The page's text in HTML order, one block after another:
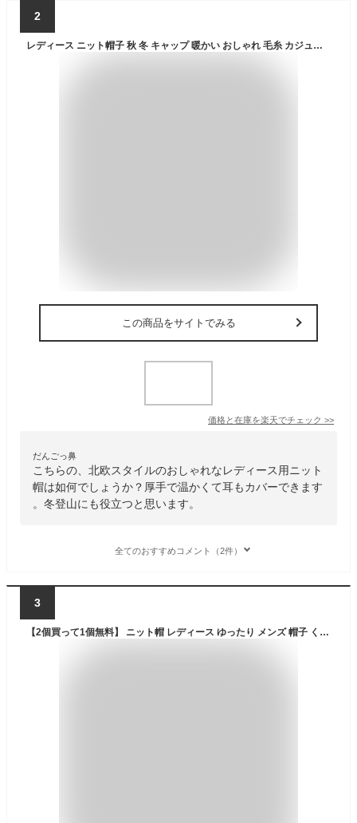
2
レディース ニット帽子 秋 冬 キャップ 暖かい おしゃれ 毛糸 カジュアル レディース 防寒 保温 スキー スノボ 登山 プレゼント 冬物 小顔効果 おしゃれ 小物 北欧ァッション
この商品をサイトでみる
価格と在庫を楽天でチェック >>
だんごっ鼻
こちらの、北欧スタイルのおしゃれなレディース用ニット
帽は如何でしょうか？厚手で温かくて耳もカバーできます
。冬登山にも役立つと思います。
全てのおすすめコメント（2件）
3
【2個買って1個無料】 ニット帽 レディース ゆったり メンズ 帽子 くさり編み ケーブル編み オシャレ ニット 鎖編み ニットキャップ (ar-AKKm) 秋冬 防寒 オールシーズン スキー スノボ 登山 ナチュラルなデザインでオシャレをキープ◎ 【メール便送料無料】